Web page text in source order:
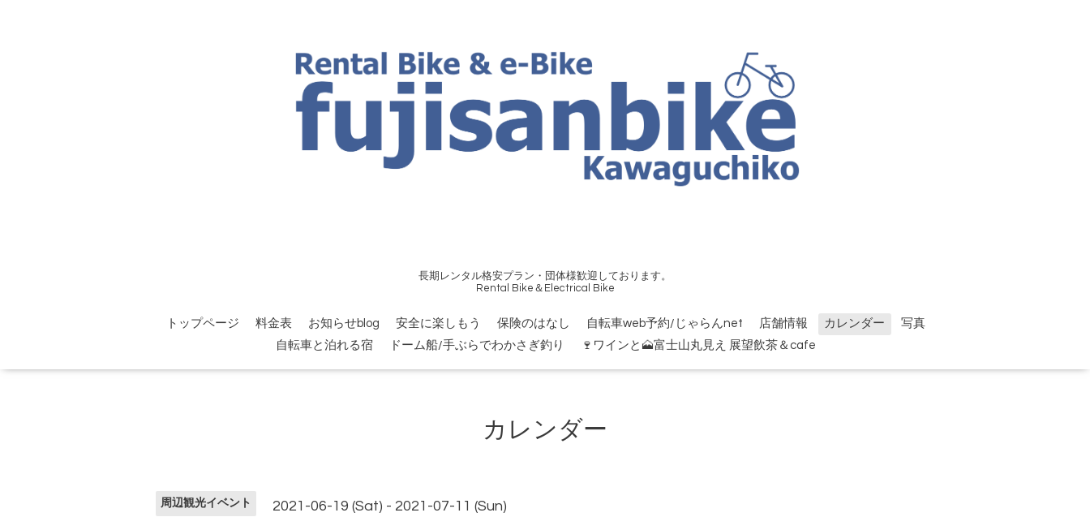
長期レンタル格安プラン・団体様歓迎しております。
Rental Bike＆Electrical Bike
トップページ 料金表 お知らせblog 安全に楽しもう 保険のはなし 自転車web予約/じゃらんnet 店舗情報 カレンダー
写真
自転車と泊れる宿
ドーム船/手ぶらでわかさぎ釣り 🍷ワインと🗻富士山丸見え 展望飲茶＆cafe
カレンダー
周辺観光イベント 2021-06-19 (Sat) - 2021-07-11 (Sun)